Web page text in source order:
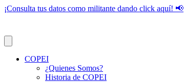
¡Consulta tus datos como militante dando click aquí! 📢
COPEI
¿Quienes Somos?
Historia de COPEI